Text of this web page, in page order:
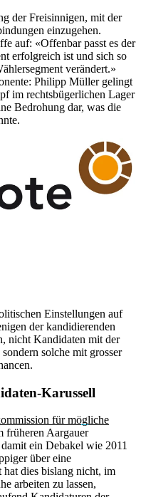
der Freisinnigen, mit der
einzugehen.
auf: «Offenbar passt es der
erfolgreich ist und sich so
verändert.»
Philipp Müller gelingt
im rechtsbügerlichen Lager
Bedrohung dar, was die
Einstellungen auf
der kandidierenden
nicht Kandidaten mit der
solche mit grosser
Karussell
für mögliche
früheren Aargauer
ein Debakel wie 2011
über eine
dies bislang nicht, im
arbeiten zu lassen,